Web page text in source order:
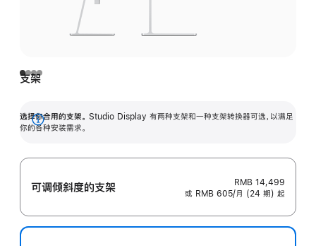
支架
选择你合用的支架。 Studio Display 有两种支架和一种支架转换器可选，以满足
你的各种安装需求。
展
可调倾斜度的支架
RMB 14,499
或 RMB 605/月 (24 期) 起